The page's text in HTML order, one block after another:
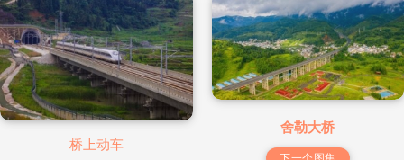
桥上动车
舍勒大桥